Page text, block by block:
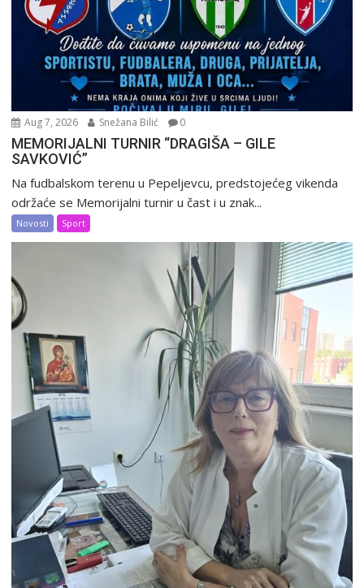
Aug 7, 2026 Snežana Bilić 0
MEMORIJALNI TURNIR “DRAGIŠA – GILE
SAVKOVIĆ”
Na fudbalskom terenu u Pepeljevcu, predstojećeg vikenda
održaće se Memorijalni turnir u čast i u znak...
Novosti Sport